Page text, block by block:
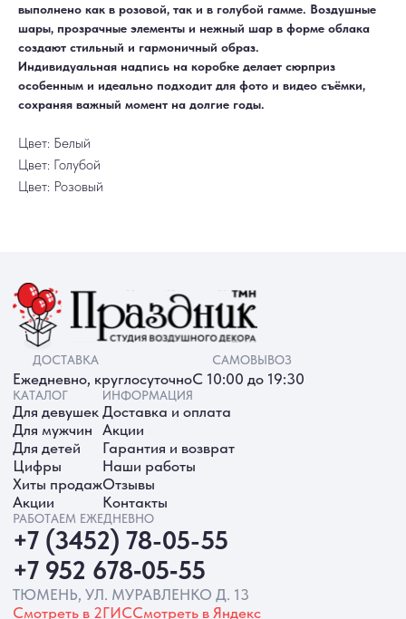
выполнено как в розовой, так и в голубой гамме. Воздушные
шары, прозрачные элементы и нежный шар в форме облака
создают стильный и гармоничный образ.
Индивидуальная надпись на коробке делает сюрприз
особенным и идеально подходит для фото и видео съёмки,
сохраняя важный момент на долгие годы.
Цвет: Белый
Цвет: Голубой
Цвет: Розовый
ИП Батырева Марина Александровна,
ИНН 720413822766, ОГРНИП
325723200064191
Политика обработки ПД
Согласие на обработку ПД
Политика Cookie
Согласие на рекламную рассылку
Разработка сайта
Акции Контакты
РАБОТАЕМ ЕЖЕДНЕВНО
+7 (3452) 78-05-55
+7 952 678‑05‑55
ТЮМЕНЬ, УЛ. МУРАВЛЕНКО Д. 13
МЫ ОНЛАЙН